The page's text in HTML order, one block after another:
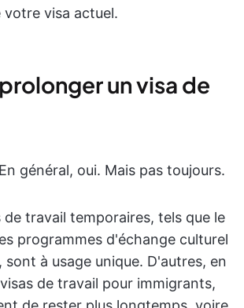
visa actuel.
un visa de
général, oui. Mais pas toujours.
de travail temporaires, tels que le
programmes d'échange culturel
à usage unique. D'autres, en
de travail pour immigrants,